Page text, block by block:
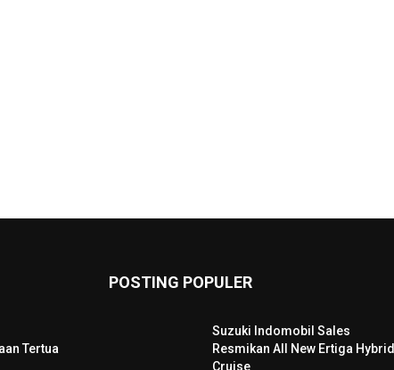
Tertua
POSTING POPULER
Suzuki Indomobil Sales
Resmikan All New Ertiga Hybrid
Cruise